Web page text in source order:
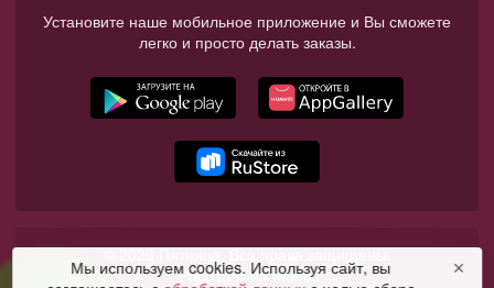
Установите наше мобильное приложение и Вы сможете
легко и просто делать заказы.
© 2026 Пятница. Все права защищены.
Работает на Moba.
Мы используем cookies. Используя сайт, вы
✕